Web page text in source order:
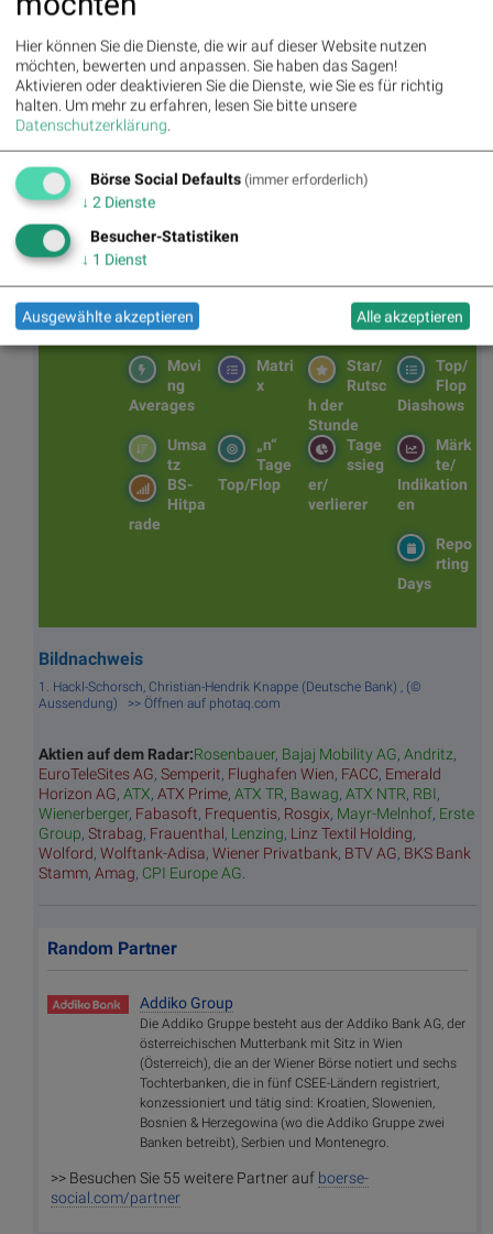
(20.06.2016)
Hier geht es zumDAX-Universum(Zusammensetzung,
Performance, Umsätze, Statistiken).
Christian Drastil: Wiener Börse Plausch
Wiener Börse Party #1215: ATX fester, Bajaj
Mobility Aktie der Stunde, KHS mag WLTR, offene
BSNgine
Top/
Flop
Diashows
Star/
Rutsc
h der
Stunde
Matri
x
Movi
ng
Averages
Märk
te/
Indikation
en
Tage
ssieg
er/
verlierer
„n“
Tage
Top/Flop
Umsa
tz
BS-
Hitpa
rade
Repo
rting
Days
Bildnachweis
1. Hackl-Schorsch, Christian-Hendrik Knappe (Deutsche Bank) , (©
Aussendung) >> Öffnen auf photaq.com
Aktien auf dem Radar:Rosenbauer, Bajaj Mobility AG, Andritz,
EuroTeleSites AG, Semperit, Flughafen Wien, FACC, Emerald
Horizon AG, ATX, ATX Prime, ATX TR, Bawag, ATX NTR, RBI,
Wienerberger, Fabasoft, Frequentis, Rosgix, Mayr-Melnhof, Erste
Group, Strabag, Frauenthal, Lenzing, Linz Textil Holding,
Wolford, Wolftank-Adisa, Wiener Privatbank, BTV AG, BKS Bank
Stamm, Amag, CPI Europe AG
Random Partner
Addiko Group
Die Addiko Gruppe besteht aus der Addiko Bank AG, der
österreichischen Mutterbank mit Sitz in Wien
(Österreich), die an der Wiener Börse notiert und sechs
Tochterbanken, die in fünf CSEE-Ländern registriert,
konzessioniert und tätig sind: Kroatien, Slowenien,
Bosnien & Herzegowina (wo die Addiko Gruppe zwei
Banken betreibt), Serbien und Montenegro.
>> Besuchen Sie 55 weitere Partner auf boerse-
social.com/partner
Hier können Sie die Dienste, die wir auf dieser Website nutzen
möchten, bewerten und anpassen. Sie haben das Sagen!
Aktivieren oder deaktivieren Sie die Dienste, wie Sie es für richtig
halten. Um mehr zu erfahren, lesen Sie bitte unsere
Datenschutzerklärung.
Börse Social Defaults (immer erforderlich)
↓ 2 Dienste
Besucher-Statistiken
↓ 1 Dienst
Ausgewählte akzeptieren Alle akzeptieren